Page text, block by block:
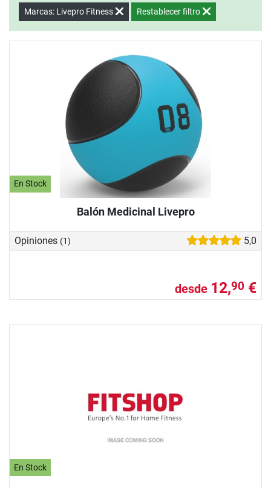
Marcas: Livepro Fitness Restablecer filtro
En Stock
Balón Medicinal Livepro
Opiniones (1) 5,0
desde 12,90 €
En Stock